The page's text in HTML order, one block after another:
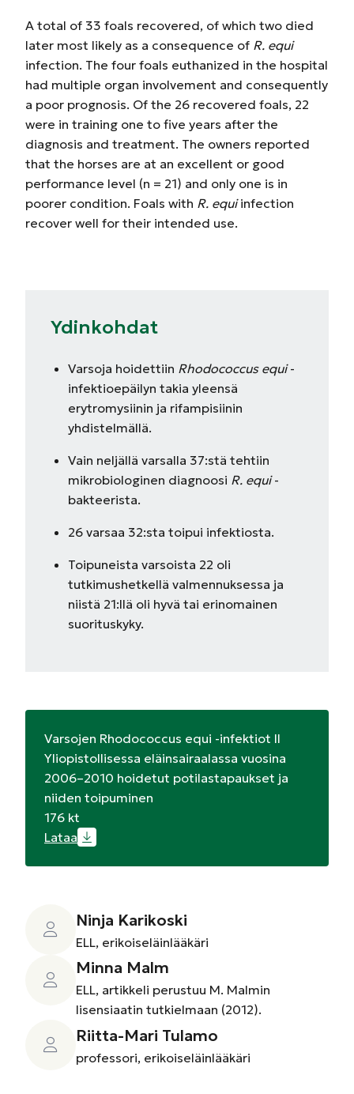
A total of 33 foals recovered, of which two died
later most likely as a consequence of R. equi
infection. The four foals euthanized in the hospital
had multiple organ involvement and consequently
a poor prognosis. Of the 26 recovered foals, 22
were in training one to five years after the
diagnosis and treatment. The owners reported
that the horses are at an excellent or good
performance level (n = 21) and only one is in
poorer condition. Foals with R. equiinfection
recover well for their intended use.
Ydinkohdat
Varsoja hoidettiin Rhodococcus equi-
infektioepäilyn takia yleensä
erytromysiinin ja rifampisiinin
yhdistelmällä.
Vain neljällä varsalla 37:stä tehtiin
mikrobiologinen diagnoosi R. equi-
bakteerista.
26 varsaa 32:sta toipui infektiosta.
Toipuneista varsoista 22 oli
tutkimushetkellä valmennuksessa ja
niistä 21:llä oli hyvä tai erinomainen
suorituskyky.
Varsojen Rhodococcus equi -infektiot II
Yliopistollisessa eläinsairaalassa vuosina
2006–2010 hoidetut potilastapaukset ja
niiden toipuminen
176 kt
Lataa
Ninja Karikoski
ELL, erikoiseläinlääkäri
Minna Malm
ELL, artikkeli perustuu M. Malmin
lisensiaatin tutkielmaan (2012).
Riitta-Mari Tulamo
professori, erikoiseläinlääkäri